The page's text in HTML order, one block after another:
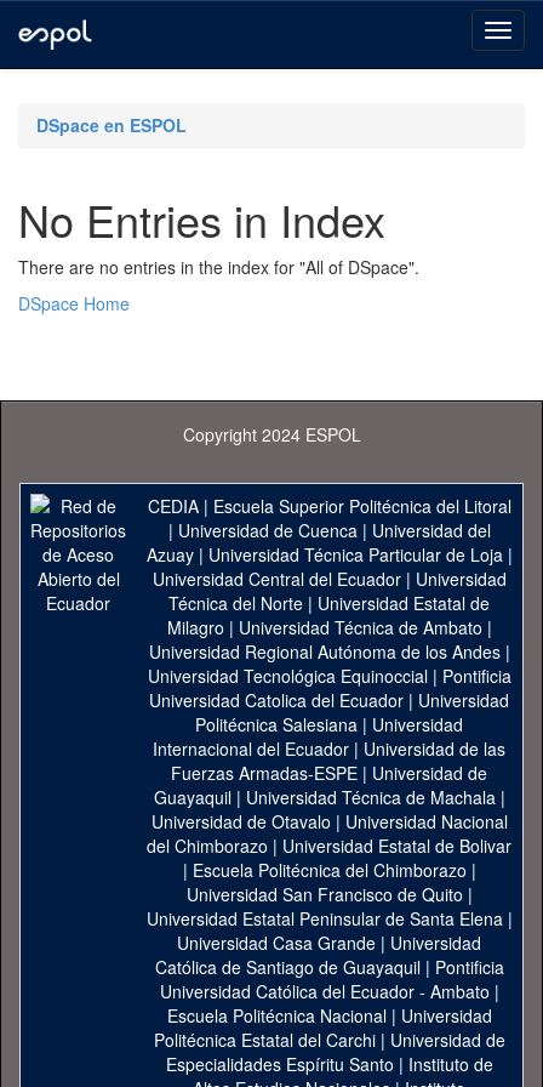
navigationDSpace en ESPOL
No Entries in Index
There are no entries in the index for "All of DSpace".
DSpace Home
Copyright 2024 ESPOL
CEDIA| Escuela Superior Politécnica del Litoral
| Universidad de Cuenca| Universidad del
Azuay| Universidad Técnica Particular de Loja|
Universidad Central del Ecuador| Universidad
Técnica del Norte | Universidad Estatal de
Milagro | Universidad Técnica de Ambato |
Universidad Regional Autónoma de los Andes|
Universidad Tecnológica Equinoccial| Pontificia
Universidad Catolica del Ecuador | Universidad
Politécnica Salesiana | Universidad
Internacional del Ecuador | Universidad de las
Fuerzas Armadas-ESPE | Universidad de
Guayaquil| Universidad Técnica de Machala|
Universidad de Otavalo | Universidad Nacional
del Chimborazo | Universidad Estatal de Bolivar
| Escuela Politécnica del Chimborazo |
Universidad San Francisco de Quito |
Universidad Estatal Peninsular de Santa Elena|
Universidad Casa Grande | Universidad
Católica de Santiago de Guayaquil| Pontificia
Universidad Católica del Ecuador - Ambato |
Escuela Politécnica Nacional| Universidad
Politécnica Estatal del Carchi| Universidad de
Especialidades Espíritu Santo | Instituto de